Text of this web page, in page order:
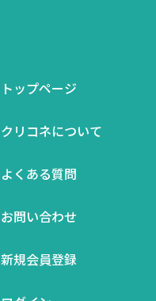
トップページ
クリコネについて
よくある質問
お問い合わせ
新規会員登録